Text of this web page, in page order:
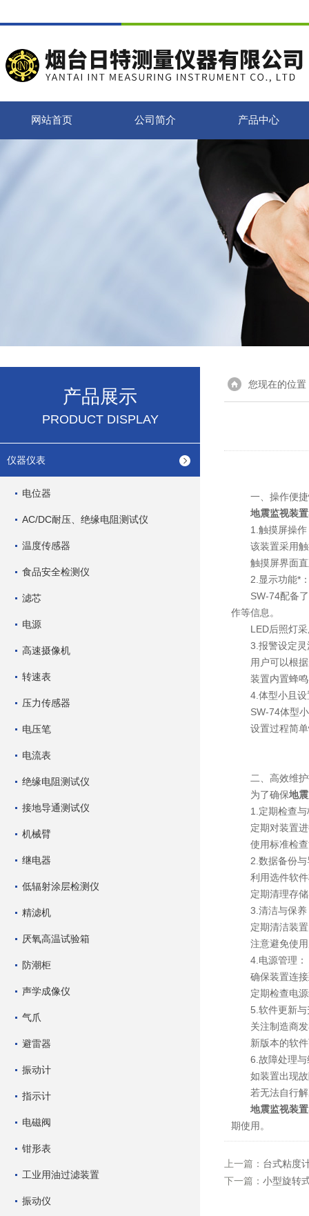
网站首页 公司简介 产品中心
产品展示
PRODUCT DISPLAY
仪器仪表
电位器
AC/DC耐压、绝缘电阻测试仪
温度传感器
食品安全检测仪
滤芯
电源
高速摄像机
转速表
压力传感器
电压笔
电流表
绝缘电阻测试仪
接地导通测试仪
机械臂
继电器
低辐射涂层检测仪
精滤机
厌氧高温试验箱
防潮柜
声学成像仪
气爪
避雷器
振动计
指示计
电磁阀
钳形表
工业用油过滤装置
振动仪
您现在的位置
一、操作便捷
地震监视装
1.触摸屏操作
该装置采用触
触摸屏界面直
2.显示功能*
SW-74配备了
作等信息。
LED后照灯采用
3.报警设定灵
用户可以根据
装置内置蜂鸣
4.体型小且设
SW-74体型小
设置过程简单
二、高效维护
为了确保地
1.定期检查与
定期对装置进
使用标准检查
2.数据备份与
利用选件软件
定期清理存储
3.清洁与保养
定期清洁装置
注意避免使用
4.电源管理：
确保装置连接
定期检查电源
5.软件更新与
关注制造商发
新版本的软件
6.故障处理与
如装置出现故
若无法自行解
地震监视装
期使用。
上一篇： 台式粘度
下一篇： 小型旋转